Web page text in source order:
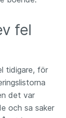
fel
tidigare, för
det var
och sa saker